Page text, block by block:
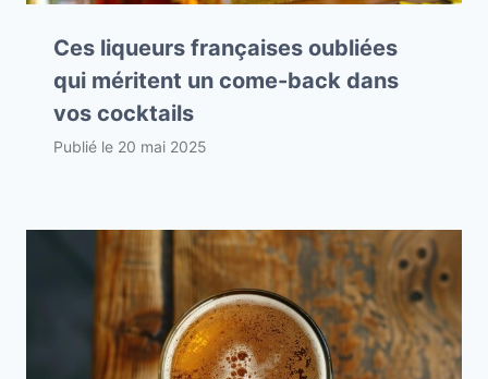
Ces liqueurs françaises oubliées
qui méritent un come-back dans
vos cocktails
Publié le 20 mai 2025